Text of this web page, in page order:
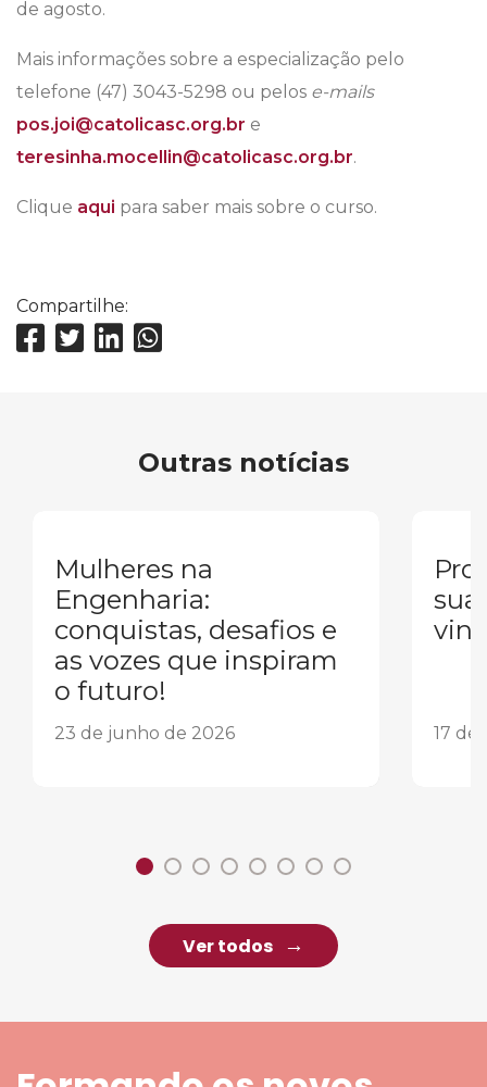
de agosto.
Mais informações sobre a especialização pelo
telefone (47) 3043-5298 ou pelos e-mails
pos.joi@catolicasc.org.br e
teresinha.mocellin@catolicasc.org.br.
Clique aqui para saber mais sobre o curso.
Compartilhe:
Outras notícias
Mulheres na
Engenharia:
conquistas, desafios e
as vozes que inspiram
o futuro!
23 de junho de 2026
sua
17 de
Ver todos